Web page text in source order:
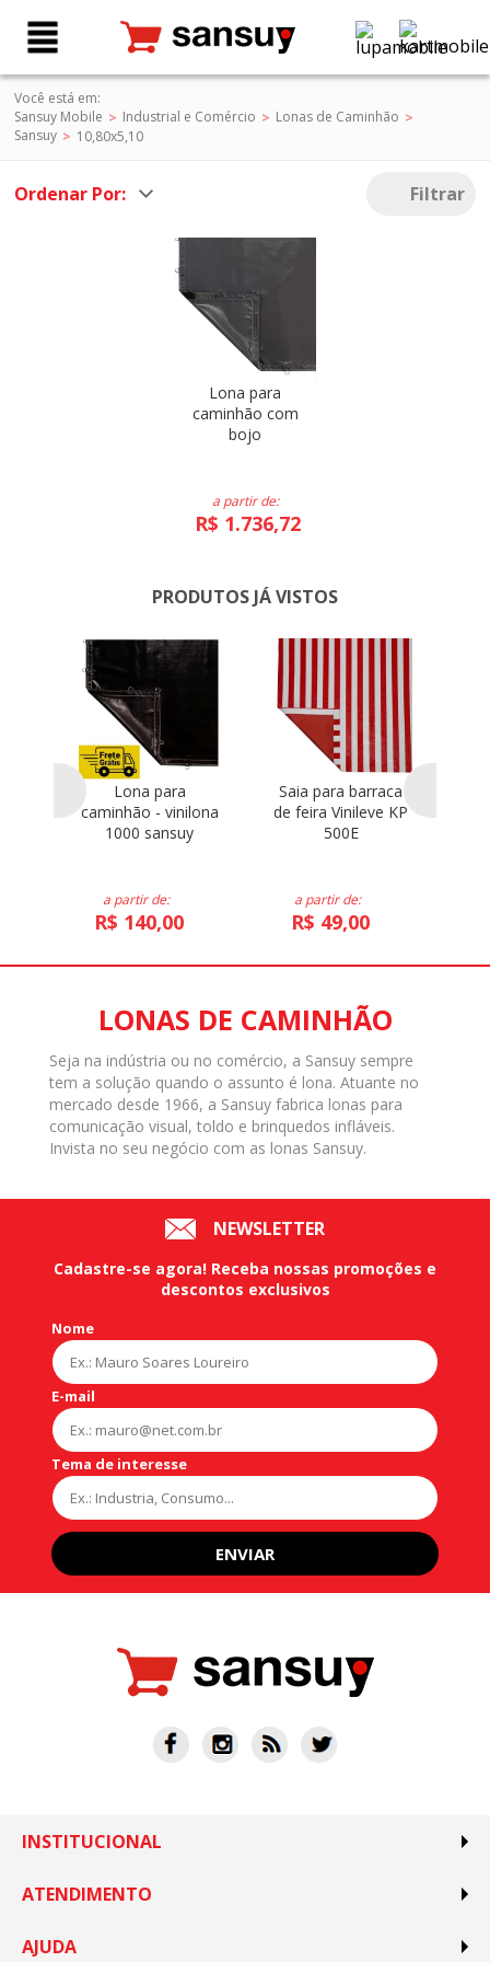
Você está em:
Sansuy Mobile
Industrial e Comércio
Lonas de Caminhão
Sansuy
10,80x5,10
Ordenar Por: Filtrar
Lona para
caminhão com
bojo
a partir de:
R$ 1.736,72
PRODUTOS JÁ VISTOS
Lona para
caminhão - vinilona
1000 sansuy
a partir de:
R$ 140,00
Saia para barraca
de feira Vinileve KP
500E
a partir de:
R$ 49,00
LONAS DE CAMINHÃO
Seja na indústria ou no comércio, a Sansuy sempre
tem a solução quando o assunto é lona. Atuante no
mercado desde 1966, a Sansuy fabrica lonas para
comunicação visual, toldo e brinquedos infláveis.
Invista no seu negócio com as lonas Sansuy.
NEWSLETTER
Cadastre-se agora! Receba nossas promoções e
descontos exclusivos
Nome
E-mail
Tema de interesse
ENVIAR
INSTITUCIONAL
ATENDIMENTO
AJUDA